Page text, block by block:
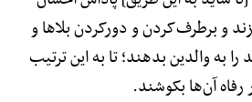
و برطرف‌کردن و دورکردن بلاها و
به والدین بدهند؛ تا به این ترتیب
آن‌ها بکوشند.